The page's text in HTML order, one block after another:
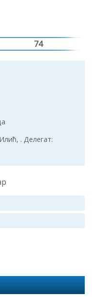
74
. Делегат: